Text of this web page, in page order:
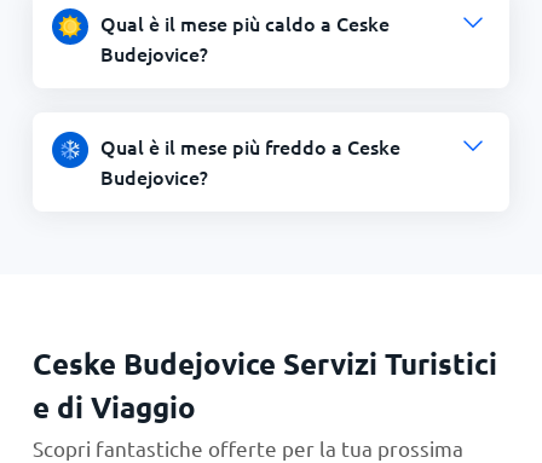
Qual è il mese più caldo a Ceske
Budejovice?
Qual è il mese più freddo a Ceske
Budejovice?
Ceske Budejovice Servizi Turistici
e di Viaggio
Scopri fantastiche offerte per la tua prossima